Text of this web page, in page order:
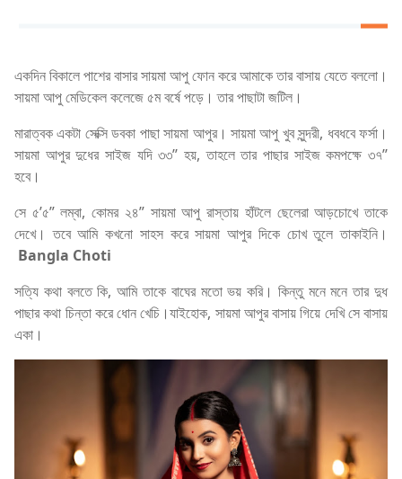
একদিন বিকালে পাশের বাসার সায়মা আপু ফোন করে আমাকে তার বাসায় যেতে বললো।
সায়মা আপু মেডিকেল কলেজে ৫ম বর্ষে পড়ে। তার পাছাটা জটিল।
মারাত্বক একটা সেক্সি ডবকা পাছা সায়মা আপুর। সায়মা আপু খুব সুন্দরী, ধবধবে ফর্সা।
সায়মা আপুর দুধের সাইজ যদি ৩৩’’ হয়, তাহলে তার পাছার সাইজ কমপক্ষে ৩৭’’
হবে।
সে ৫’৫” লম্বা, কোমর ২৪” সায়মা আপু রাস্তায় হাঁটলে ছেলেরা আড়চোখে তাকে
দেখে। তবে আমি কখনো সাহস করে সায়মা আপুর দিকে চোখ তুলে তাকাইনি।
Bangla Choti
সত্যি কথা বলতে কি, আমি তাকে বাঘের মতো ভয় করি। কিন্তু মনে মনে তার দুধ
পাছার কথা চিন্তা করে ধোন খেচি।যাইহোক, সায়মা আপুর বাসায় গিয়ে দেখি সে বাসায়
একা।